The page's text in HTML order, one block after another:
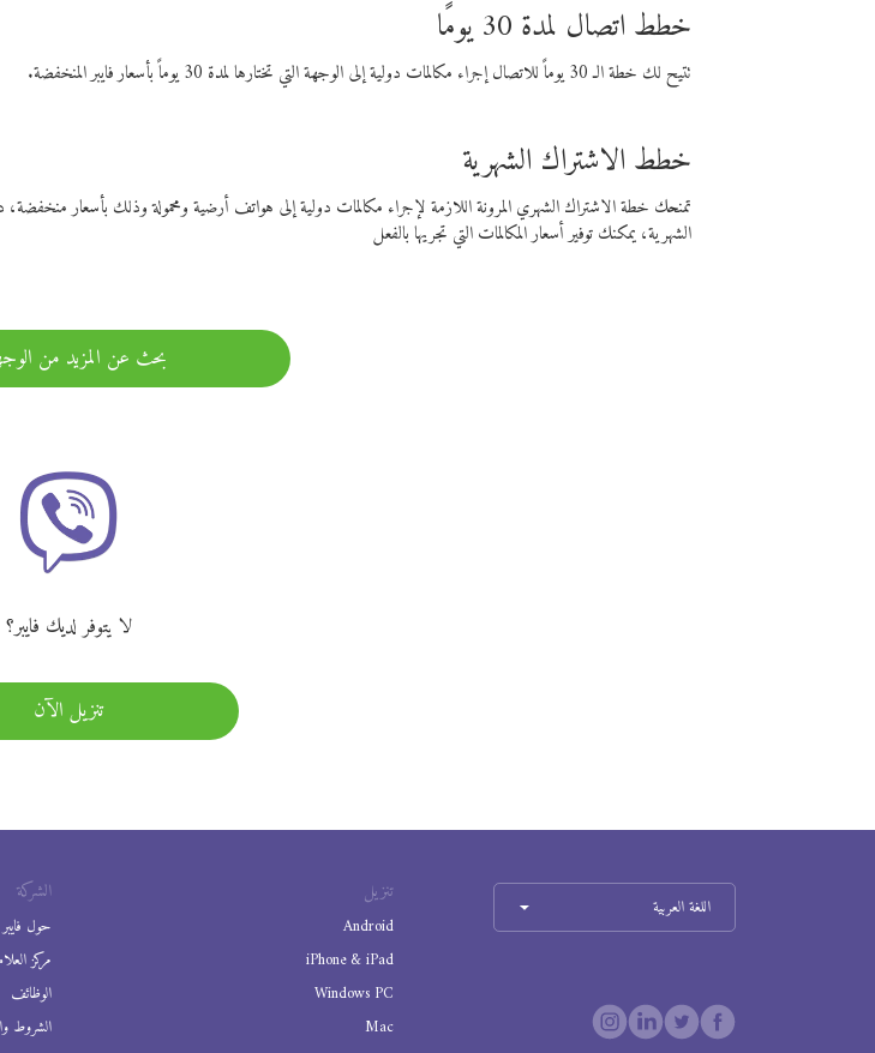
خطط اتصال لمدة 30 يومًا
تتيح لك خطة الـ 30 يوماً للاتصال إجراء مكالمات دولية إلى الوجهة التي تختارها لمدة 30 يوماً بأسعار فايبر المنخفضة.
خطط الاشتراك الشهرية
تمنحك خطة الاشتراك الشهري المرونة اللازمة لإجراء مكالمات دولية إلى هواتف أرضية ومحمولة وذلك بأسعار
الشهرية، يمكنك توفير أسعار المكالمات التي تجريها بالفعل
بحث عن المزيد من
لا يتوفر لديك فايبر؟
تنزيل الآن
الشركة
حول فايبر
مركز
الوظائف
الشروط
تنزيل
Android
iPhone & iPad
Windows PC
Mac
اللغة العربية